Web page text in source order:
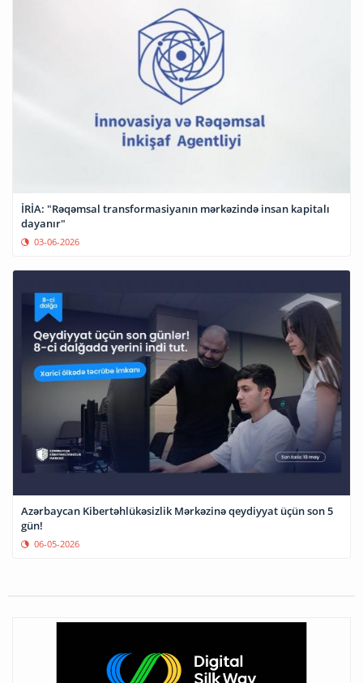
İRİA: "Rəqəmsal transformasiyanın mərkəzində insan kapitalı
dayanır"
03-06-2026
Azərbaycan Kibertəhlükəsizlik Mərkəzinə qeydiyyat üçün son 5
gün!
06-05-2026